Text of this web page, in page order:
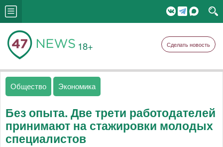
18+ Сделать новость
Общество Экономика
Без опыта. Две трети работодателей
принимают на стажировки молодых
специалистов